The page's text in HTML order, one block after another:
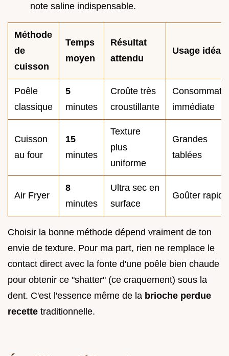
note saline indispensable.
Méthode
de
cuisson
Temps
moyen
Résultat
attendu
Usage idéal
Poêle
classique
5
minutes
Croûte très
croustillante
immédiate
Cuisson
au four
15
minutes
Texture
plus
uniforme
Grandes
tablées
Air Fryer
8
minutes
Ultra sec en
surface
Goûter rapide
Choisir la bonne méthode dépend vraiment de ton
envie de texture. Pour ma part, rien ne remplace le
contact direct avec la fonte d'une poêle bien chaude
pour obtenir ce "shatter" (ce craquement) sous la
dent. C'est l'essence même de la brioche perdue
recette traditionnelle.